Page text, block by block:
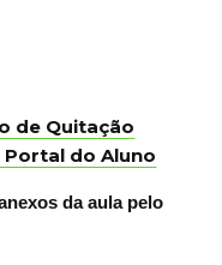
de Quitação
do Aluno
da aula pelo